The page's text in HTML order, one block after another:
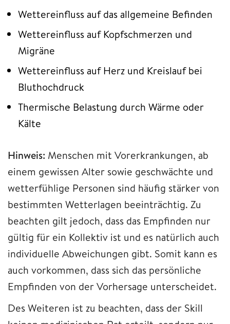
Wettereinfluss auf das allgemeine Befinden
Wettereinfluss auf Kopfschmerzen und
Migräne
Wettereinfluss auf Herz und Kreislauf bei
Bluthochdruck
Thermische Belastung durch Wärme oder
Kälte
Hinweis: Menschen mit Vorerkrankungen, ab
einem gewissen Alter sowie geschwächte und
wetterfühlige Personen sind häufig stärker von
bestimmten Wetterlagen beeinträchtig. Zu
beachten gilt jedoch, dass das Empfinden nur
gültig für ein Kollektiv ist und es natürlich auch
individuelle Abweichungen gibt. Somit kann es
auch vorkommen, dass sich das persönliche
Empfinden von der Vorhersage unterscheidet.
Des Weiteren ist zu beachten, dass der Skill